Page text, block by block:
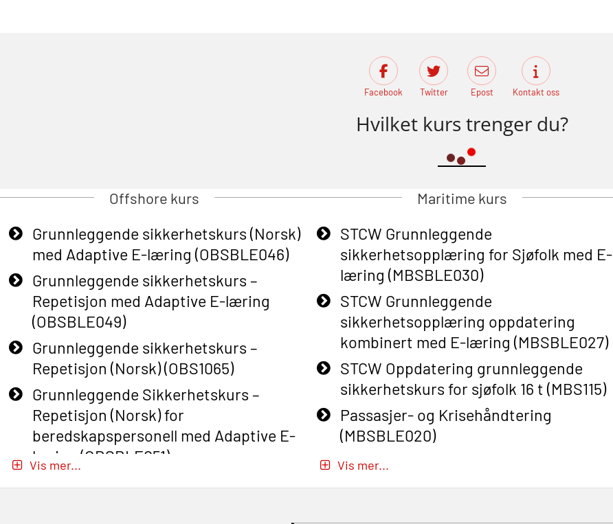
Facebook Twitter Epost Kontakt oss
Hvilket kurs trenger du?
Offshore kurs
Grunnleggende sikkerhetskurs (Norsk)
med Adaptive E-læring (OBSBLE046)
Grunnleggende sikkerhetskurs –
Repetisjon med Adaptive E-læring
(OBSBLE049)
Grunnleggende sikkerhetskurs –
Repetisjon (Norsk) (OBS1065)
Grunnleggende Sikkerhetskurs –
Repetisjon (Norsk) for
beredskapspersonell med Adaptive E-
læring (OBSBLE051)
Vis mer...
Maritime kurs
STCW Grunnleggende
sikkerhetsopplæring for Sjøfolk med E-
læring (MBSBLE030)
STCW Grunnleggende
sikkerhetsopplæring oppdatering
kombinert med E-læring (MBSBLE027)
STCW Oppdatering grunnleggende
sikkerhetskurs for sjøfolk 16 t (MBS115)
Passasjer- og Krisehåndtering
(MBSBLE020)
Passasjer- og Krisehåndtering
Vis mer...